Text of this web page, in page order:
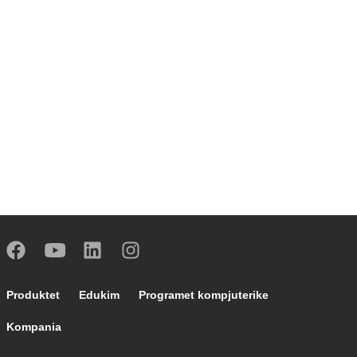
Footer main navigation
Produktet Edukim Programet kompjuterike
Kompania